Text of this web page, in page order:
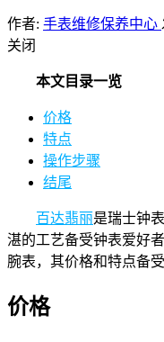
作者: 手表维修保养中心
关闭
本文目录一览
价格
特点
操作步骤
结尾
百达翡丽是瑞士钟
湛的工艺备受钟表爱好
腕表，其价格和特点备受
价格